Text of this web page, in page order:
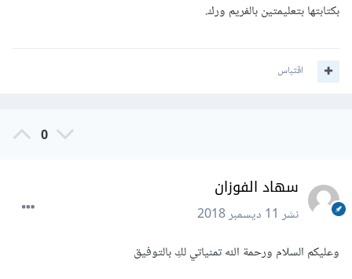
بكتابتها بتعليمتين بالفريم ورك.
اقتباس
0
سهاد الفوزان
نشر11 ديسمبر 2018
وعليكم السلام ورحمة الله تمنياتي لكِ بالتوفيق